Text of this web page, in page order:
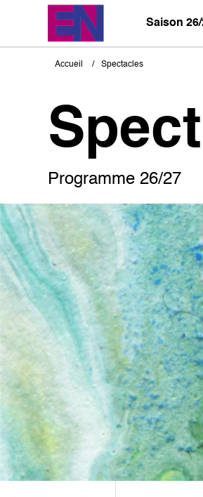
Saison
Fil
Accueil Spectacles
Programme 26/27